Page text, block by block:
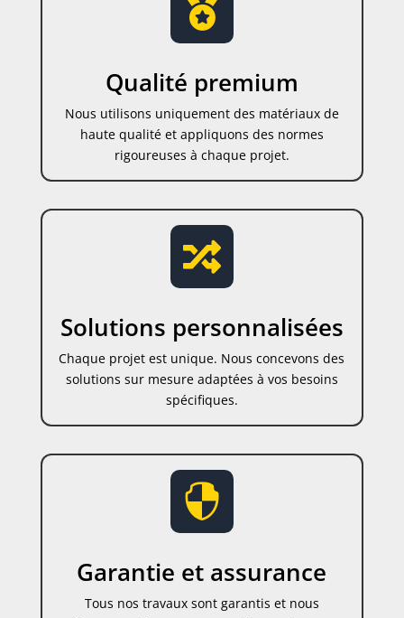

Qualité premium
Nous utilisons uniquement des matériaux de
haute qualité et appliquons des normes
rigoureuses à chaque projet.

Solutions personnalisées
Chaque projet est unique. Nous concevons des
solutions sur mesure adaptées à vos besoins
spécifiques.

Garantie et assurance
Tous nos travaux sont garantis et nous